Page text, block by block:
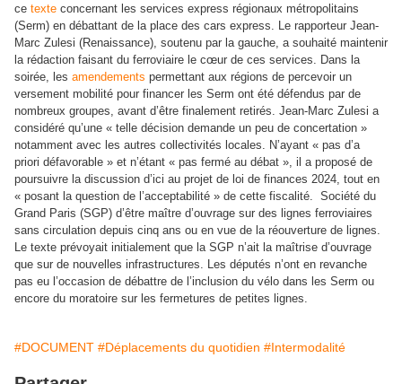
ce texte concernant les services express régionaux métropolitains
(Serm) en débattant de la place des cars express. Le rapporteur Jean-
Marc Zulesi (Renaissance), soutenu par la gauche, a souhaité maintenir
la rédaction faisant du ferroviaire le cœur de ces services. Dans la
soirée, les amendements permettant aux régions de percevoir un
versement mobilité pour financer les Serm ont été défendus par de
nombreux groupes, avant d’être finalement retirés. Jean-Marc Zulesi a
considéré qu’une « telle décision demande un peu de concertation »
notamment avec les autres collectivités locales. N’ayant « pas d’a
priori défavorable » et n’étant « pas fermé au débat », il a proposé de
poursuivre la discussion d’ici au projet de loi de finances 2024, tout en
« posant la question de l’acceptabilité » de cette fiscalité. Société du
Grand Paris (SGP) d’être maître d’ouvrage sur des lignes ferroviaires
sans circulation depuis cinq ans ou en vue de la réouverture de lignes.
Le texte prévoyait initialement que la SGP n’ait la maîtrise d’ouvrage
que sur de nouvelles infrastructures. Les députés n’ont en revanche
pas eu l’occasion de débattre de l’inclusion du vélo dans les Serm ou
encore du moratoire sur les fermetures de petites lignes.
#DOCUMENT #Déplacements du quotidien #Intermodalité